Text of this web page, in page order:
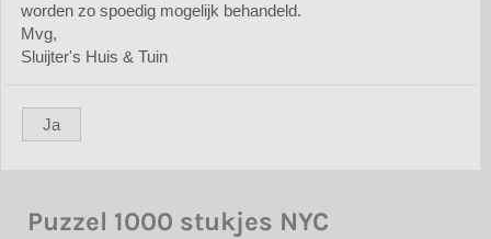
Puzzel 1000 stukjes NYC
worden zo spoedig mogelijk behandeld.
Mvg,
Sluijter's Huis & Tuin
Ja